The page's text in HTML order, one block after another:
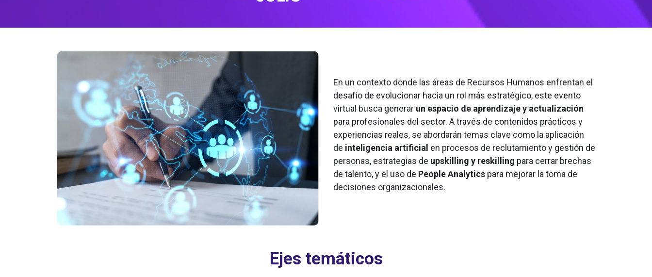
En un contexto donde las áreas de Recursos Humanos enfrentan el
desafío de evolucionar hacia un rol más estratégico, este evento
virtual busca generar un espacio de aprendizaje y actualización
para profesionales del sector. A través de contenidos prácticos y
experiencias reales, se abordarán temas clave como la aplicación
de inteligencia artificial en procesos de reclutamiento y gestión de
personas, estrategias de upskilling y reskilling para cerrar brechas
de talento, y el uso de People Analytics para mejorar la toma de
decisiones organizacionales.
Ejes temáticos